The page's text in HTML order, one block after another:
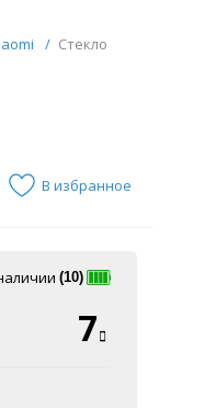
/ Стекло
В избранное
(10)
7